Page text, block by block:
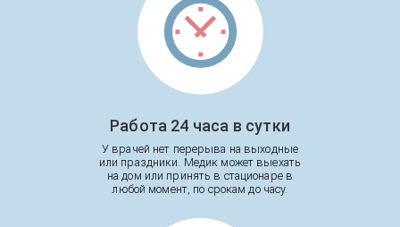
Работа 24 часа в сутки
У врачей нет перерыва на выходные
или праздники. Медик может выехать
на дом или принять в стационаре в
любой момент, по срокам до часу.